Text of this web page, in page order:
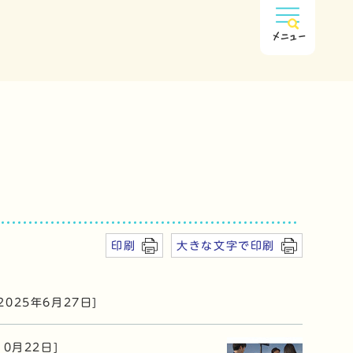
メニュー
印刷 大きな文字で印刷
年6月27日]
月22日]